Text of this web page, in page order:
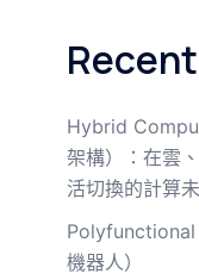
Hybrid
架構）：在雲
活切換的計算
機器人）